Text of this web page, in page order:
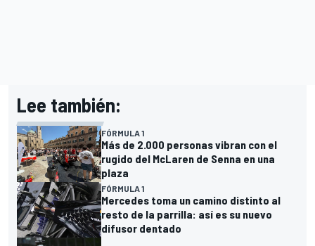
Lee también:
FÓRMULA 1
Más de 2.000 personas vibran con el
rugido del McLaren de Senna en una
plaza
FÓRMULA 1
Mercedes toma un camino distinto al
resto de la parrilla: así es su nuevo
difusor dentado